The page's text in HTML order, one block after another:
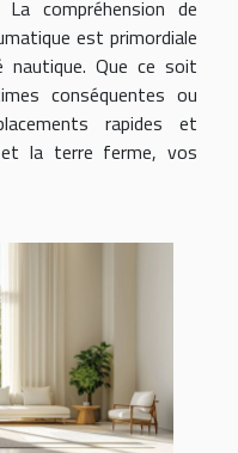
compréhension de
est primordiale
Que ce soit
conséquentes ou
rapides et
la terre ferme, vos